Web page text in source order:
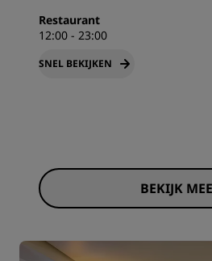
Restaurant
12:00 - 23:00
SNEL BEKIJKEN
BEKIJK